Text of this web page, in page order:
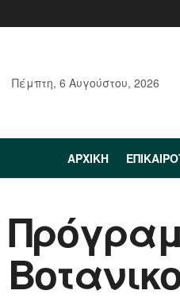
Πέμπτη, 6 Αυγούστου, 2026
ΑΡΧΙΚΉ